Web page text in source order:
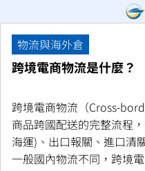
物流與海外倉
跨境電商物流是什麼？
跨境電商物流（Cross-
商品跨國配送的完整流程
海運)、出口報關、進口清
一般國內物流不同，跨境